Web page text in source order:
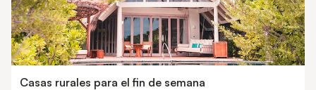
Casas rurales para el fin de semana